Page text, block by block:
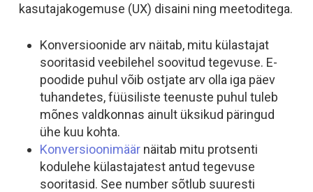
kasutajakogemuse (UX) disaini ning meetoditega.
Konversioonide arv näitab, mitu külastajat
sooritasid veebilehel soovitud tegevuse. E-
poodide puhul võib ostjate arv olla iga päev
tuhandetes, füüsiliste teenuste puhul tuleb
mõnes valdkonnas ainult üksikud päringud
ühe kuu kohta.
Konversioonimäärnäitab mitu protsenti
kodulehe külastajatest antud tegevuse
sooritasid. See number sõtlub suuresti